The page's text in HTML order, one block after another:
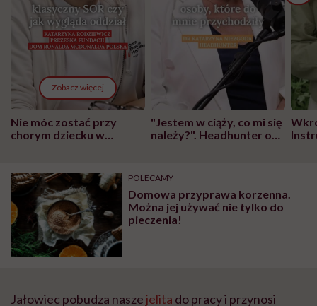
Zobacz więcej
Nie móc zostać przy
chorym dziecku w
może chyba tylko
głupota i brak
wyobraźni"
"Jestem w ciąży, co mi się
należy?". Headhunter o
pracy
POLECAMY
Domowa przyprawa korzenna.
Można jej używać nie tylko do
pieczenia!
Jałowiec pobudza naszejelita do pracy i przynosi